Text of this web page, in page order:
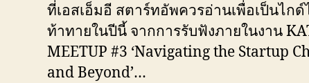
ที่เอสเอ็มอี สตาร์ทอัพควรอ่านเพื่อเป็นไก
ท้าทายในปีนี้ จากการรับฟังภายในงาน
MEETUP #3 ‘Navigating the Startup
and Beyond’…